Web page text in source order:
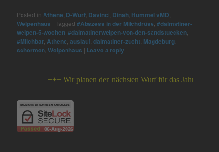
Posted in Athene D-Wurf Davinci Dinah Hummel vMD
Welpenhaus |Tagged #Abszess in der Milchdrüse ,#dalmatiner-
welpen-5-wochen ,#dalmatinerwelpen-von-den-sandstuecken
#Milchbar Athene ,auslauf ,dalmatiner-zucht Magdeburg
schermen ,Welpenhaus | Leave a reply
+++ Wir planen den nächsten Wurf für das Jahr 2026 +++